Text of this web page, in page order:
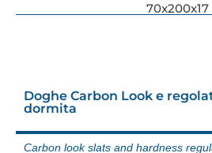
70x200x17
Doghe Carbon Look e
dormita
Carbon look slats and hardness